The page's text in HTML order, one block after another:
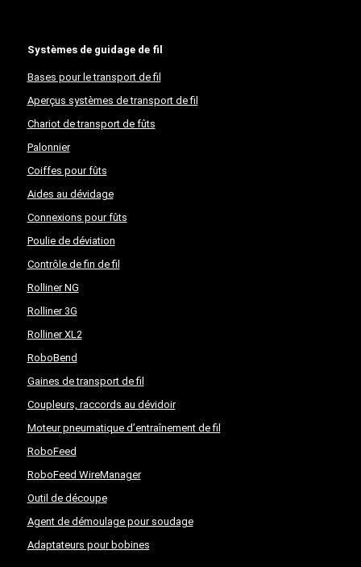
Systèmes de guidage de fil
Bases pour le transport de fil
Aperçus systèmes de transport de fil
Chariot de transport de fûts
Palonnier
Coiffes pour fûts
Aides au dévidage
Connexions pour fûts
Poulie de déviation
Contrôle de fin de fil
Rolliner NG
Rolliner 3G
Rolliner XL2
RoboBend
Gaines de transport de fil
Coupleurs, raccords au dévidoir
Moteur pneumatique d’entraînement de fil
RoboFeed
RoboFeed WireManager
Outil de découpe
Agent de démoulage pour soudage
Adaptateurs pour bobines